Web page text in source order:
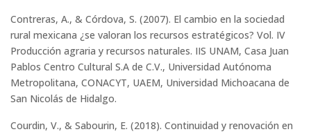
Contreras, A., & Córdova, S. (2007). El cambio en la sociedad
rural mexicana ¿se valoran los recursos estratégicos? Vol. IV
Producción agraria y recursos naturales. IIS UNAM, Casa Juan
Pablos Centro Cultural S.A de C.V., Universidad Autónoma
Metropolitana, CONACYT, UAEM, Universidad Michoacana de
San Nicolás de Hidalgo.
Courdin, V., & Sabourin, E. (2018). Continuidad y renovación en